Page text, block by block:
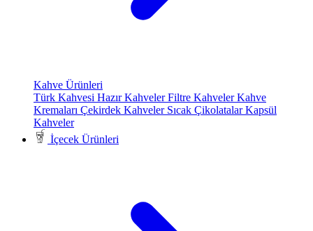
Kahve Ürünleri
Türk Kahvesi Hazır KahvelerFiltre KahvelerKahve
Kremaları Çekirdek Kahveler Sıcak ÇikolatalarKapsül
Kahveler
İçecek Ürünleri